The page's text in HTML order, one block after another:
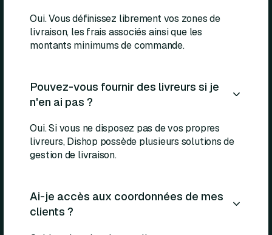
Oui. Vous définissez librement vos zones de
livraison, les frais associés ainsi que les
montants minimums de commande.
Pouvez-vous fournir des livreurs si je
n'en ai pas ?
Oui. Si vous ne disposez pas de vos propres
livreurs, Dishop possède plusieurs solutions de
gestion de livraison.
Ai-je accès aux coordonnées de mes
clients ?